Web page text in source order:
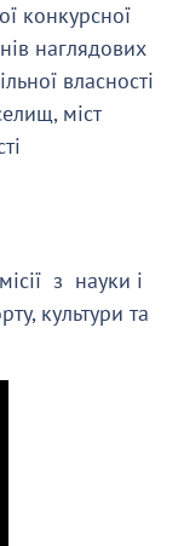
конкурсної
наглядових
власності
міст
з науки і
культури та